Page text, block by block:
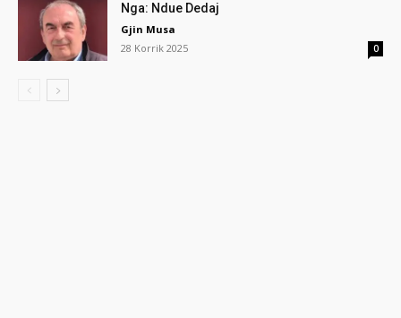
Nga: Ndue Dedaj
Gjin Musa
28 Korrik 2025
0